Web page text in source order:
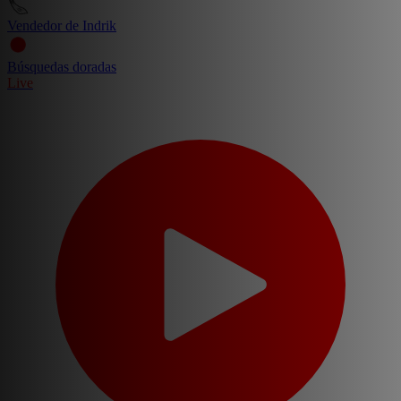
Vendedor de Indrik
Búsquedas doradas
Live